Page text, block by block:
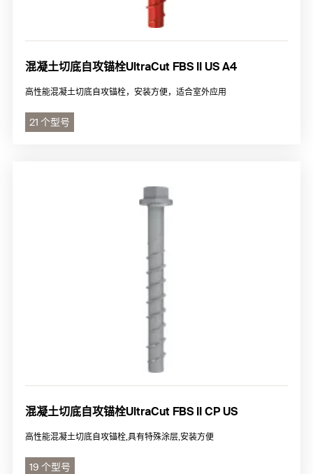
混凝土切底自攻锚栓UltraCut FBS II US A4
高性能混凝土切底自攻锚栓，安装方便，适合室外应用
21 个型号
混凝土切底自攻锚栓UltraCut FBS II CP US
高性能混凝土切底自攻锚栓,具有特殊涂层,安装方便
19 个型号